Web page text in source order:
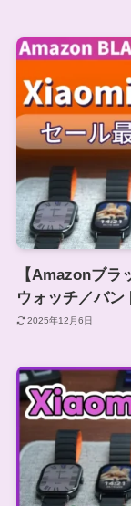
【Amazonブラ
ウォッチ／バン
2025年12月6日